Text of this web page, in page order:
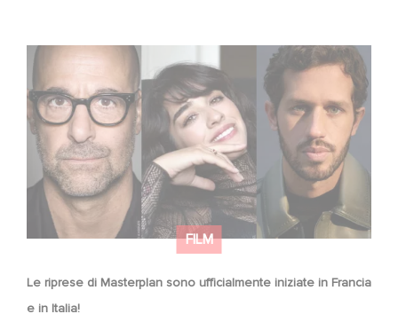
FILM
Le riprese di Masterplan sono ufficialmente iniziate in Francia
e in Italia!
Le riprese di Masterplan sono ufficialmente iniziate in